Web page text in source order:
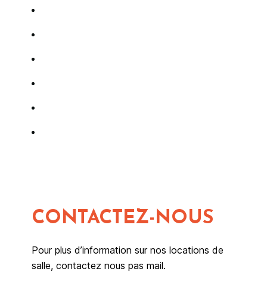
CONTACTEZ-NOUS
Pour plus d’information sur nos locations de
salle, contactez nous pas mail.